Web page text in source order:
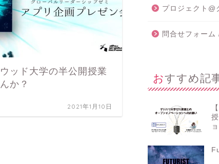
ッド大学の半公開授業
か？
2021年1月10日
プロジェクト@
問合せフォーム
おすすめ記